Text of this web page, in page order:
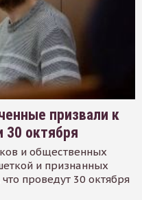
призвали к
30 октября
и общественных
и признанных
проведут 30 октября